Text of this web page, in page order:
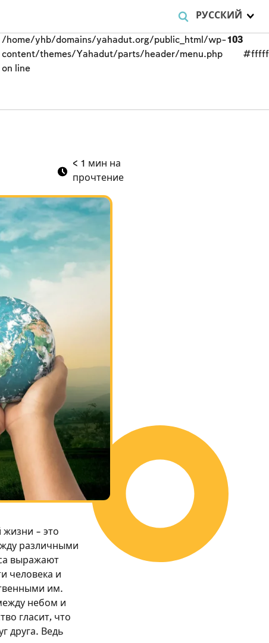
РУССКИЙ
/home/yhb/domains/yahadut.org/public_html/wp-
content/themes/Yahadut/parts/header/menu.php
on line
103
< 1 мин на
прочтение
– это
различными
выражают
человека и
им.
небом и
гласит, что
друга. Ведь